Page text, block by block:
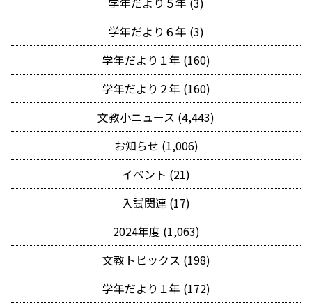
学年だより６年 (3)
学年だより１年 (160)
学年だより２年 (160)
文教小ニュース (4,443)
お知らせ (1,006)
イベント (21)
入試関連 (17)
2024年度 (1,063)
文教トピックス (198)
学年だより１年 (172)